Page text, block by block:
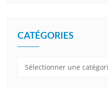
CATÉGORIES
Catégories